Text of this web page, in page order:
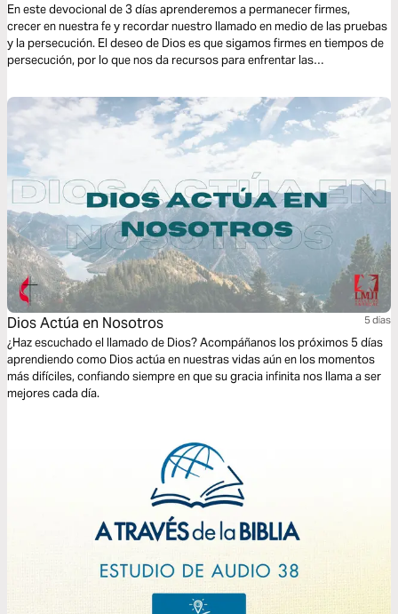
En este devocional de 3 días aprenderemos a permanecer firmes,
crecer en nuestra fe y recordar nuestro llamado en medio de las pruebas
y la persecución. El deseo de Dios es que sigamos firmes en tiempos de
persecución, por lo que nos da recursos para enfrentar las
Dios Actúa en Nosotros 5 dias
¿Haz escuchado el llamado de Dios? Acompáñanos los próximos 5 días
aprendiendo como Dios actúa en nuestras vidas aún en los momentos
más difíciles, confiando siempre en que su gracia infinita nos llama a ser
mejores cada día.